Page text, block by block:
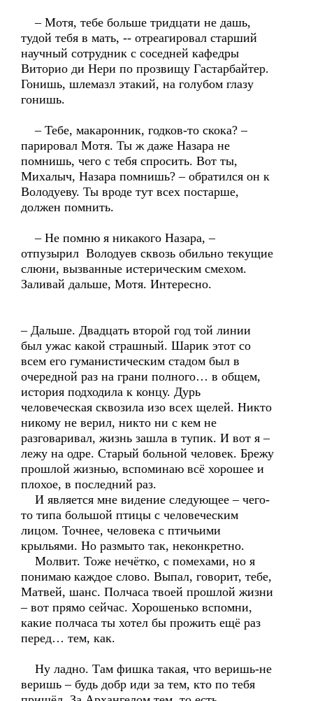
– Мотя, тебе больше тридцати не дашь,
тудой тебя в мать, -- отреагировал старший
научный сотрудник с соседней кафедры
Виторио ди Нери по прозвищу Гастарбайтер.
Гонишь, шлемазл этакий, на голубом глазу
гонишь.
– Тебе, макаронник, годков-то скока? –
парировал Мотя. Ты ж даже Назара не
помнишь, чего с тебя спросить. Вот ты,
Михалыч, Назара помнишь? – обратился он к
Володуеву. Ты вроде тут всех постарше,
должен помнить.
– Не помню я никакого Назара, –
отпузырил Володуев сквозь обильно текущие
слюни, вызванные истерическим смехом.
Заливай дальше, Мотя. Интересно.
– Дальше. Двадцать второй год той линии
был ужас какой страшный. Шарик этот со
всем его гуманистическим стадом был в
очередной раз на грани полного… в общем,
история подходила к концу. Дурь
человеческая сквозила изо всех щелей. Никто
никому не верил, никто ни с кем не
разговаривал, жизнь зашла в тупик. И вот я –
лежу на одре. Старый больной человек. Брежу
прошлой жизнью, вспоминаю всё хорошее и
плохое, в последний раз.
И является мне видение следующее – чего-
то типа большой птицы с человеческим
лицом. Точнее, человека с птичьими
крыльями. Но размыто так, неконкретно.
Молвит. Тоже нечётко, с помехами, но я
понимаю каждое слово. Выпал, говорит, тебе,
Матвей, шанс. Полчаса твоей прошлой жизни
– вот прямо сейчас. Хорошенько вспомни,
какие полчаса ты хотел бы прожить ещё раз
перед… тем, как.
Ну ладно. Там фишка такая, что веришь-не
веришь – будь добр иди за тем, кто по тебя